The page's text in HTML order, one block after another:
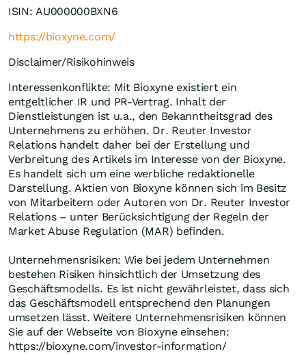
ISIN: AU000000BXN6
https://bioxyne.com/
Disclaimer/Risikohinweis
Interessenkonflikte: Mit Bioxyne existiert ein
entgeltlicher IR und PR-Vertrag. Inhalt der
Dienstleistungen ist u.a., den Bekanntheitsgrad des
Unternehmens zu erhöhen. Dr. Reuter Investor
Relations handelt daher bei der Erstellung und
Verbreitung des Artikels im Interesse von der Bioxyne.
Es handelt sich um eine werbliche redaktionelle
Darstellung. Aktien von Bioxyne können sich im Besitz
von Mitarbeitern oder Autoren von Dr. Reuter Investor
Relations – unter Berücksichtigung der Regeln der
Market Abuse Regulation (MAR) befinden.
Unternehmensrisiken: Wie bei jedem Unternehmen
bestehen Risiken hinsichtlich der Umsetzung des
Geschäftsmodells. Es ist nicht gewährleistet, dass sich
das Geschäftsmodell entsprechend den Planungen
umsetzen lässt. Weitere Unternehmensrisiken können
Sie auf der Webseite von Bioxyne einsehen:
https://bioxyne.com/investor-information/